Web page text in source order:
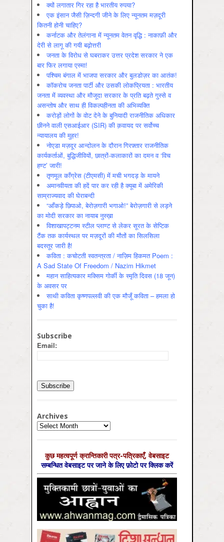
क्यों लगातार गिर रहा है भारतीय रुपया?
एक इंसान जैसी ज़िन्दगी जीने के लिए न्यूनतम मज़दूरी
कितनी होनी चाहिए?
कर्नाटक और तेलंगाना में न्यूनतम वेतन वृद्धि : नाकाफ़ी और
देरी से लागू की गयी बढ़ोत्तरी
जनता के विरोध से घबराकर उत्तर प्रदेश सरकार ने एक
बार फिर लगाया एस्मा!
पश्चिम बंगाल में भाजपा सरकार और बुलडोज़र का आतंक!
कॉकरोच जनता पार्टी और उसकी लोकप्रियता : भारतीय
जनता में व्‍यवस्‍था और मौजूदा सरकार के प्रति बढ़ते गुस्‍से व
असन्‍तोष और साथ ही विकल्‍पहीनता की अभिव्‍यक्ति
करोड़ों लोगों के वोट देने के बुनियादी राजनीतिक अधिकार
छीनने वाली एसआईआर (SIR) की क़वायद पर सर्वोच्च
न्यायालय की मुहर!
नोएडा मज़दूर आन्दोलन के दौरान गिरफ़्तार राजनीतिक
कार्यकर्ताओं, बुद्धिजीवियों, छात्रों-कलाकारों का दमन व ‘विच
हण्ट’ जारी!
तृणमूल काँग्रेस (टीएमसी) में मची भगदड़ के मायने
अमानवीयता की हदें पार कर रही है क्यूबा में अमेरिकी
साम्राज्यवाद की घेराबन्दी
“आँकड़े छिपाओ, बेरोज़गारी भगाओ!” बेरोज़गारी से लड़ने
का मोदी सरकार का नायाब नुस्ख़ा
विशाखापट्टनम स्टील प्लाण्ट से लेकर सूरत के सेप्टिक
टैंक तक कार्यस्थल पर मज़दूरों की मौतों का सिलसिला
बदस्तूर जारी है!
कविता : कचोटती स्वतन्त्रता / नाज़िम हिकमत Poem :
A Sad State Of Freedom / Nazim Hikmet
महान साहित्यकार मक्सिम गोर्की के स्मृति दिवस (18 जून)
के अवसर पर
साथी कविता कृष्णपल्लवी की एक मौजूँ कविता – हमला हो
चुका है!
Subscribe
Email:
Archives
Archives
कुछ महत्‍वपूर्ण क्रान्तिकारी पत्र-पत्रिकाएँ, वेबसाइट
सम्‍बन्धित वेबसाइट पर जाने के लिए फ़ोटो पर क्लिक करें